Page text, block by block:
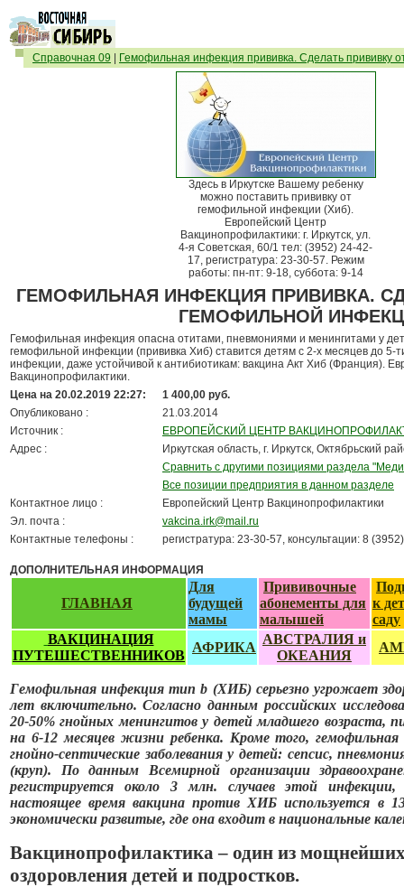
Справочная 09 Гемофильная инфекция прививка. Сделать прививку
Здесь в Иркутске Вашему ребенку
можно поставить прививку от
гемофильной инфекции (Хиб).
Европейский Центр
Вакцинопрофилактики: г. Иркутск, ул.
4-я Советская, 60/1 тел: (3952) 24-42-
17, регистратура: 23-30-57. Режим
работы: пн-пт: 9-18, суббота: 9-14
ГЕМОФИЛЬНАЯ ИНФЕКЦИЯ ПРИВИВКА.
ГЕМОФИЛЬНОЙ
Гемофильная инфекция опасна отитами, пневмониями и менингитами у
гемофильной инфекции (прививка Хиб) ставится детям с 2-х месяцев до
инфекции, даже устойчивой к антибиотикам: вакцина Акт Хиб (Франция).
Вакцинопрофилактики.
Цена на 20.02.2019 22:27:
1 400,00 руб.
Опубликовано :
21.03.2014
Источник :
ЕВРОПЕЙСКИЙ ЦЕНТР
Адрес :
Иркутская область, г. Иркутск, Октябрьский
Сравнить с другими позициями раздела
Все позиции предприятия в данном разделе
Контактное лицо :
Европейский Центр Вакцинопрофилактики
Эл. почта :
vakcina.irk@mail.ru
Контактные телефоны :
регистратура: 23-30-57, консультации: 8
ДОПОЛНИТЕЛЬНАЯ ИНФОРМАЦИЯ
ГЛАВНАЯ
Для
будущей
мамы
Прививочные
абонементы для
малышей
к
саду
ВАКЦИНАЦИЯ
ПУТЕШЕСТВЕННИКОВ
АФРИКА
АВСТРАЛИЯ и
ОКЕАНИЯ
Гемофильная инфекция тип b (ХИБ) серьезно угрожает
лет включительно. Согласно данным российских
20-50% гнойных менингитов у детей младшего возраста,
на 6-12 месяцев жизни ребенка. Кроме того,
гнойно-септические заболевания у детей: сепсис,
(круп). По данным Всемирной организации
регистрируется около 3 млн. случаев этой
настоящее время вакцина против ХИБ используется в
экономически развитые, где она входит в национальные
Вакцинопрофилактика – один из
оздоровления детей и подростков.